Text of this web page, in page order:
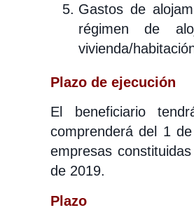
Gastos de
régimen de
vivienda/
Plazo de ejecución
El beneficiario
comprenderá del 1
empresas
de 2019.
Plazo